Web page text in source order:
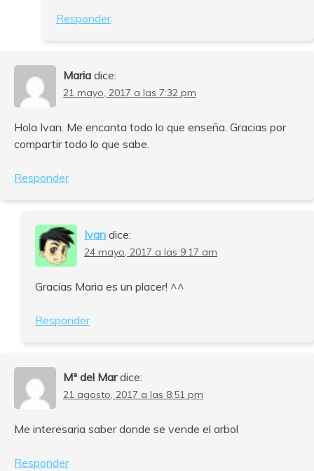
Responder
Maria dice:
21 mayo, 2017 a las 7:32 pm
Hola Ivan. Me encanta todo lo que enseña. Gracias por
compartir todo lo que sabe.
Responder
Ivan dice:
24 mayo, 2017 a las 9:17 am
Gracias Maria es un placer! ^^
Responder
Mª del Mar dice:
21 agosto, 2017 a las 8:51 pm
Me interesaria saber donde se vende el arbol
Responder